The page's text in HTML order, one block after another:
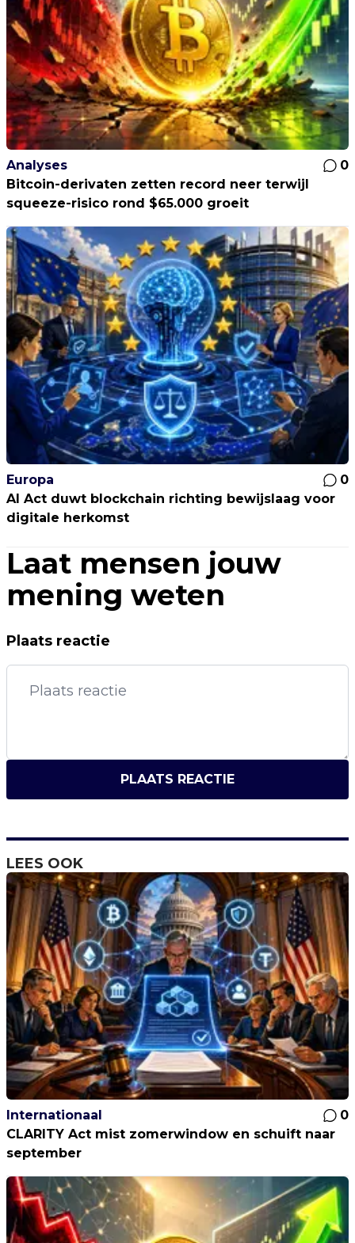
Analyses
0
Bitcoin-derivaten zetten record neer terwijl
squeeze-risico rond $65.000 groeit
Europa
0
AI Act duwt blockchain richting bewijslaag voor
digitale herkomst
Laat mensen jouw
mening weten
Plaats reactie
PLAATS REACTIE
LEES OOK
Internationaal
0
CLARITY Act mist zomerwindow en schuift naar
september